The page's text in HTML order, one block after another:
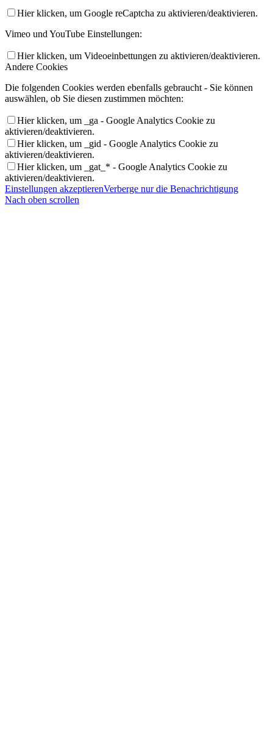
Hier klicken, um Google reCaptcha zu aktivieren/deaktivieren.
Vimeo und YouTube Einstellungen:
Hier klicken, um Videoeinbettungen zu aktivieren/deaktivieren.
Andere Cookies
Die folgenden Cookies werden ebenfalls gebraucht - Sie können
auswählen, ob Sie diesen zustimmen möchten:
Hier klicken, um _ga - Google Analytics Cookie zu
aktivieren/deaktivieren.
Hier klicken, um _gid - Google Analytics Cookie zu
aktivieren/deaktivieren.
Hier klicken, um _gat_* - Google Analytics Cookie zu
aktivieren/deaktivieren.
Einstellungen akzeptierenVerberge nur die Benachrichtigung
Nach oben scrollen